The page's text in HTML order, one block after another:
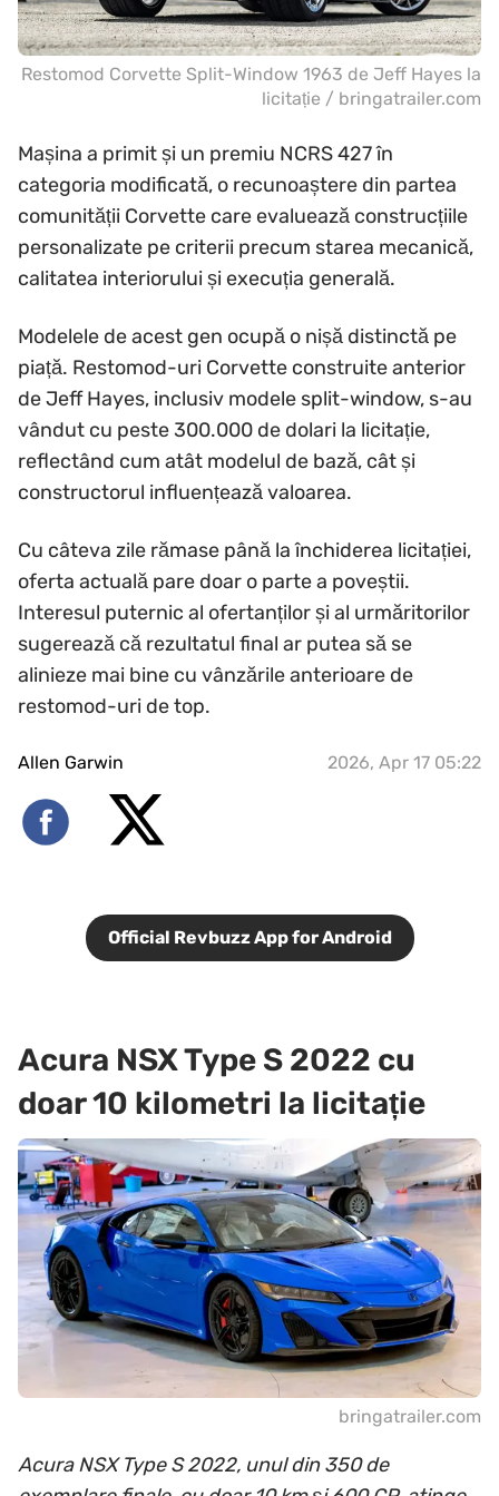
Restomod Corvette Split-Window 1963 de Jeff Hayes la
licitație / bringatrailer.com
Mașina a primit și un premiu NCRS 427 în
categoria modificată, o recunoaștere din partea
comunității Corvette care evaluează construcțiile
personalizate pe criterii precum starea mecanică,
calitatea interiorului și execuția generală.
Modelele de acest gen ocupă o nișă distinctă pe
piață. Restomod-uri Corvette construite anterior
de Jeff Hayes, inclusiv modele split-window, s-au
vândut cu peste 300.000 de dolari la licitație,
reflectând cum atât modelul de bază, cât și
constructorul influențează valoarea.
Cu câteva zile rămase până la închiderea licitației,
oferta actuală pare doar o parte a poveștii.
Interesul puternic al ofertanților și al urmăritorilor
sugerează că rezultatul final ar putea să se
alinieze mai bine cu vânzările anterioare de
restomod-uri de top.
Allen Garwin 2026, Apr 17 05:22
Official Revbuzz App for Android
Acura NSX Type S 2022 cu
doar 10 kilometri la licitație
bringatrailer.com
Acura NSX Type S 2022, unul din 350 de